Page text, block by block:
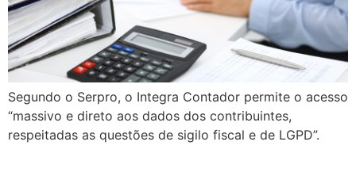
Segundo o Serpro, o Integra Contador permite o acesso
“massivo e direto aos dados dos contribuintes,
respeitadas as questões de sigilo fiscal e de LGPD”.